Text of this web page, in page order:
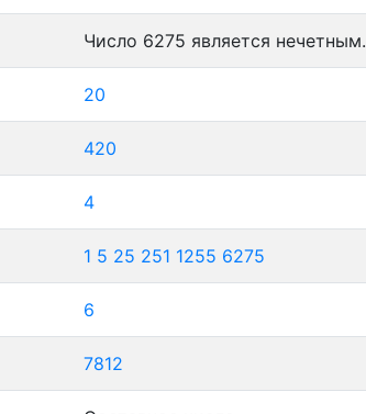
Число 6275 является нечетным.
20
420
4
1 5 25 251 1255 6275
6
7812